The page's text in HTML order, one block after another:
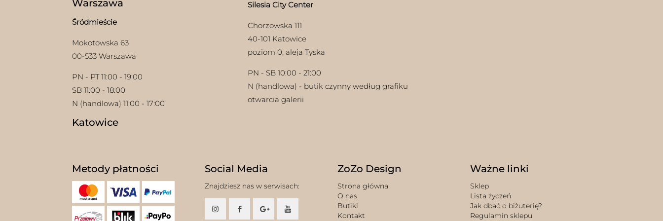
Warszawa
Śródmieście
Mokotowska 63
00-533 Warszawa
PN - PT 11:00 - 19:00
SB 11:00 - 18:00
N (handlowa) 11:00 - 17:00
Katowice
Silesia City Center
Chorzowska 111
40-101 Katowice
poziom 0, aleja Tyska
PN - SB 10:00 - 21:00
N (handlowa) - butik czynny według grafiku
otwarcia galerii
Metody płatności Social Media
Znajdziesz nas w serwisach:
ZoZo Design
Strona główna
O nas
Butiki
Kontakt
Ważne linki
Sklep
Lista życzeń
Jak dbać o biżuterię?
Regulamin sklepu